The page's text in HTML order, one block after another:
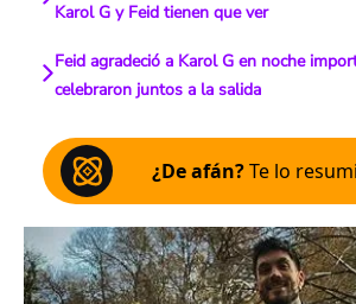
Karol G y Feid tienen que ver
Feid agradeció a Karol G en noche
celebraron juntos a la salida
¿De afán?Te lo